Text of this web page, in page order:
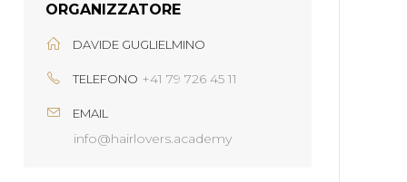
ORGANIZZATORE
DAVIDE GUGLIELMINO
TELEFONO +41 79 726 45 11
EMAIL
info@hairlovers.academy